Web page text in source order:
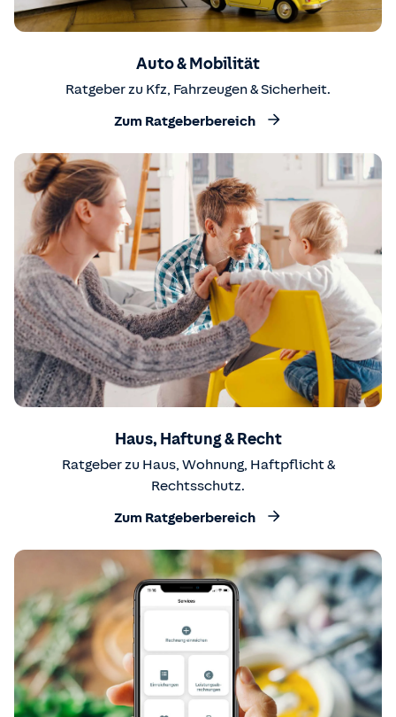
Auto & Mobilität
Ratgeber zu Kfz, Fahrzeugen & Sicherheit.
Zum Ratgeberbereich
Haus, Haftung & Recht
Ratgeber zu Haus, Wohnung, Haftpflicht &
Rechtsschutz.
Zum Ratgeberbereich